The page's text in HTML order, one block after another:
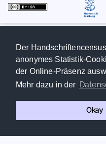
Der
anonymes Statistik-
der Online-Präsenz
Mehr dazu in der
Okay